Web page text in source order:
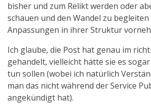
bisher und zum Relikt werden oder
schauen und den Wandel zu begleiten
Anpassungen in ihrer Struktur
Ich glaube, die Post hat genau im
gehandelt, vielleicht hätte sie es
tun sollen (wobei ich natürlich
man das nicht während der Service
angekündigt hat).